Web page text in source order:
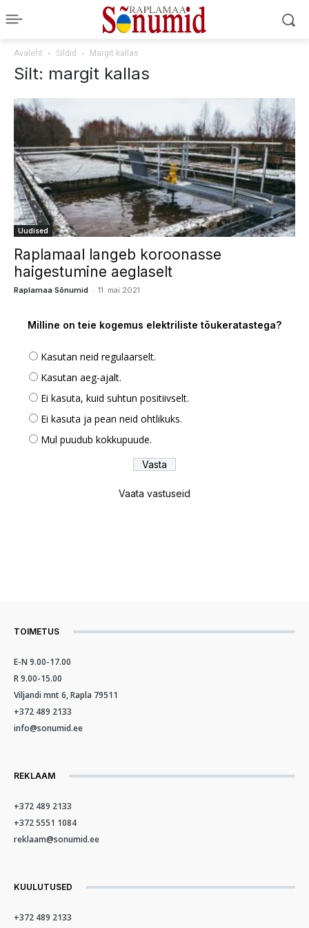
Avaleht Sildid Margit kallas
Silt: margit kallas
Uudised
Raplamaal langeb koroonasse
haigestumine aeglaselt
Raplamaa Sõnumid - 11. mai 2021
Milline on teie kogemus elektriliste tõukeratastega?
Kasutan neid regulaarselt.
Kasutan aeg-ajalt.
Ei kasuta, kuid suhtun positiivselt.
Ei kasuta ja pean neid ohtlikuks.
Mul puudub kokkupuude.
Vaata vastuseid
TOIMETUS
E-N 9.00-17.00
R 9.00-15.00
Viljandi mnt 6, Rapla 79511
+372 489 2133
info@sonumid.ee
REKLAAM
+372 489 2133
+372 5551 1084
reklaam@sonumid.ee
KUULUTUSED
+372 489 2133